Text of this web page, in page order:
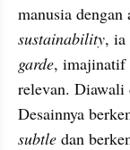
sustainability, ia
garde, imajinatif
relevan. Diawali
Desainnya
subtle dan